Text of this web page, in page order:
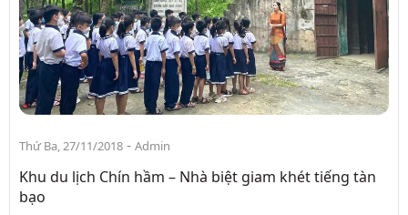
Thứ Ba, 27/11/2018 - Admin
Khu du lịch Chín hầm – Nhà biệt giam khét tiếng tàn
bạo